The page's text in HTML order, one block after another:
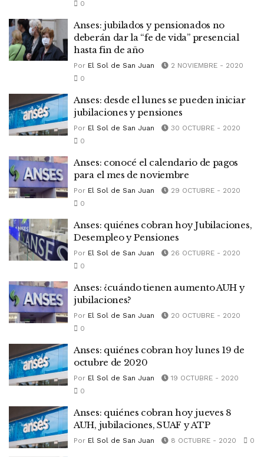
0
Anses: jubilados y pensionados no
deberán dar la “fe de vida” presencial
hasta fin de año
Por El Sol de San Juan
2 NOVIEMBRE - 2020
0
Anses: desde el lunes se pueden iniciar
jubilaciones y pensiones
Por El Sol de San Juan
30 OCTUBRE - 2020
0
Anses: conocé el calendario de pagos
para el mes de noviembre
Por El Sol de San Juan
29 OCTUBRE - 2020
0
Anses: quiénes cobran hoy Jubilaciones,
Desempleo y Pensiones
Por El Sol de San Juan
26 OCTUBRE - 2020
0
Anses: ¿cuándo tienen aumento AUH y
jubilaciones?
Por El Sol de San Juan
20 OCTUBRE - 2020
0
Anses: quiénes cobran hoy lunes 19 de
octubre de 2020
Por El Sol de San Juan
19 OCTUBRE - 2020
0
Anses: quiénes cobran hoy jueves 8
AUH, jubilaciones, SUAF y ATP
Por El Sol de San Juan 8 OCTUBRE - 2020 0